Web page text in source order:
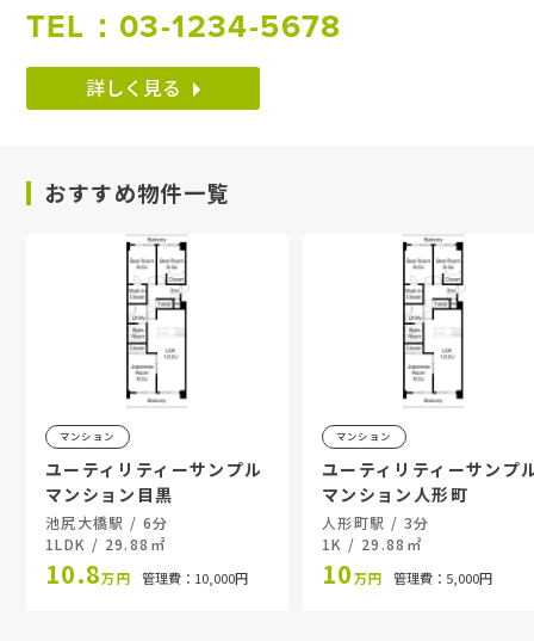
TEL：03-1234-5678
詳しく見る
おすすめ物件一覧
マンション
ユーティリティーサンプル
マンション目黒
池尻大橋駅 / 6分
1LDK / 29.88㎡
10.8万円 管理費：10,000円
マンション
ユーティリティーサンプ
マンション人形町
人形町駅 / 3分
1K / 29.88㎡
10万円 管理費：5,000円